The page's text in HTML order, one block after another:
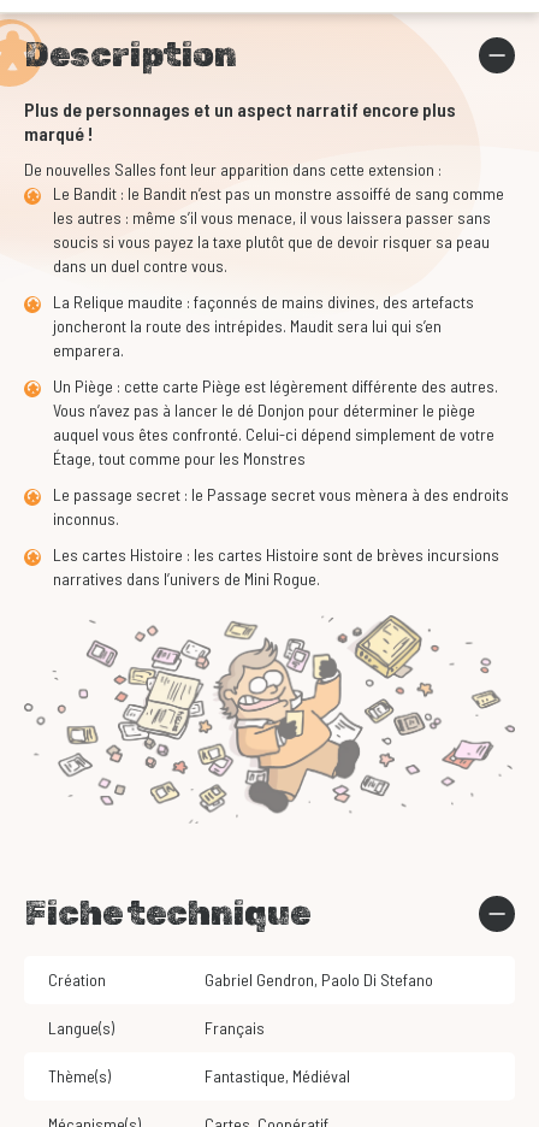
Description
Plus de personnages et un aspect narratif encore plus
marqué !
De nouvelles Salles font leur apparition dans cette extension :
Le Bandit : le Bandit n’est pas un monstre assoiffé de sang comme
les autres : même s’il vous menace, il vous laissera passer sans
soucis si vous payez la taxe plutôt que de devoir risquer sa peau
dans un duel contre vous.
La Relique maudite : façonnés de mains divines, des artefacts
joncheront la route des intrépides. Maudit sera lui qui s’en
emparera.
Un Piège : cette carte Piège est légèrement différente des autres.
Vous n’avez pas à lancer le dé Donjon pour déterminer le piège
auquel vous êtes confronté. Celui-ci dépend simplement de votre
Étage, tout comme pour les Monstres
Le passage secret : le Passage secret vous mènera à des endroits
inconnus.
Les cartes Histoire : les cartes Histoire sont de brèves incursions
narratives dans l’univers de Mini Rogue.
Fiche technique
Création Gabriel Gendron, Paolo Di Stefano
Langue(s) Français
Thème(s) Fantastique, Médiéval